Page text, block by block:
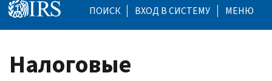
ПОИСК Help Menu Mobile
ВХОД В СИСТЕМУ МЕНЮ
Налоговые